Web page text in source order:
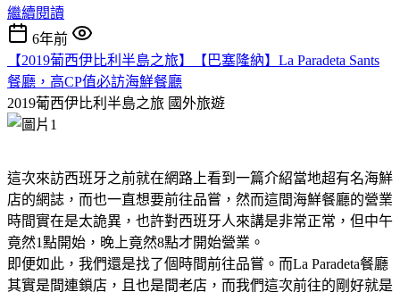
繼續閱讀
6年前
【2019葡西伊比利半島之旅】【巴塞隆納】La Paradeta Sants
餐廳，高CP值必訪海鮮餐廳
2019葡西伊比利半島之旅 國外旅遊
這次來訪西班牙之前就在網路上看到一篇介紹當地超有名海鮮
店的網誌，而也一直想要前往品嘗，然而這間海鮮餐廳的營業
時間實在是太詭異，也許對西班牙人來講是非常正常，但中午
竟然1點開始，晚上竟然8點才開始營業。
即便如此，我們還是找了個時間前往品嘗。而La Paradeta餐廳
其實是間連鎖店，且也是間老店，而我們這次前往的剛好就是